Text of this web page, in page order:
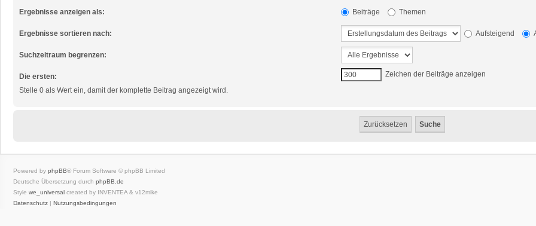
Ergebnisse anzeigen als: Beiträge Themen
Ergebnisse sortieren nach: Aufsteigend
Suchzeitraum begrenzen:
Die ersten:
Stelle 0 als Wert ein, damit der komplette Beitrag angezeigt wird.
Zeichen der Beiträge anzeigen
Powered by phpBB® Forum Software © phpBB Limited
Deutsche Übersetzung durch phpBB.de
Style we_universal created by INVENTEA & v12mike
Datenschutz | Nutzungsbedingungen